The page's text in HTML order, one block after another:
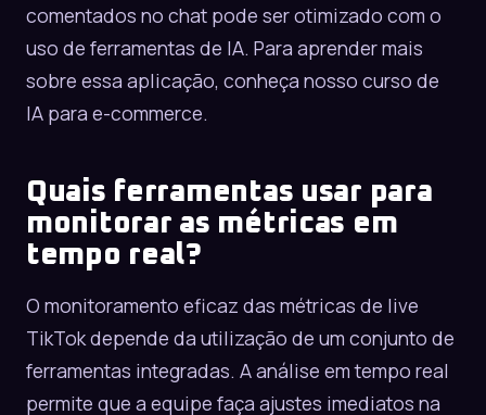
comentados no chat pode ser otimizado com o
uso de ferramentas de IA. Para aprender mais
sobre essa aplicação, conheça nosso curso de
IA para e-commerce.
Quais ferramentas usar para
monitorar as métricas em
tempo real?
O monitoramento eficaz das métricas de live
TikTok depende da utilização de um conjunto de
ferramentas integradas. A análise em tempo real
permite que a equipe faça ajustes imediatos na